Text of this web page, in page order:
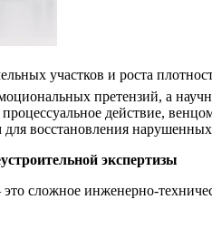
участков и роста
претензий, а
действие,
восстановления
экспертизы
это сложное инженерно-